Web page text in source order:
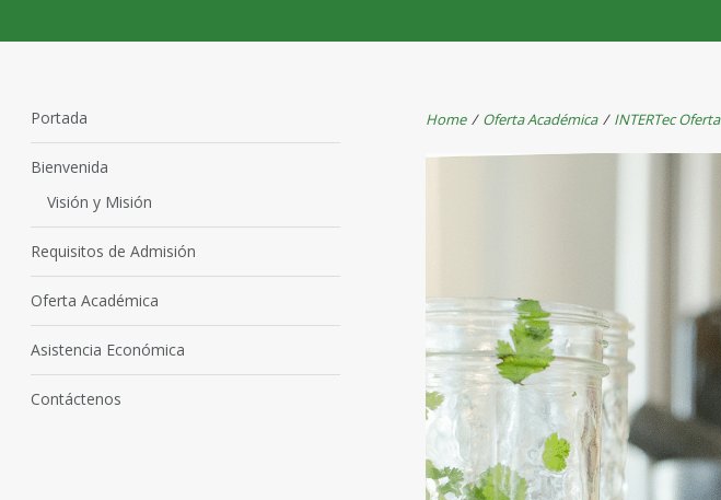
Home / Oferta Académica / INTERTec Oferta
Portada
Bienvenida
Visión y Misión
Requisitos de Admisión
Oferta Académica
Asistencia Económica
Contáctenos